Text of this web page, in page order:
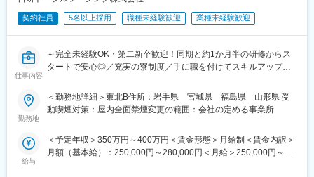
契約社員 5名以上採用 職種未経験歓迎 業種未経験歓迎
仕事内容
～完全未経験OK・第二新卒歓迎！同期と約1か月半の研修からス
タートで安心◎／充実の寮制度／手に職を付けてスキルアップ！
■仕事内容
＜具体的には＞
・故障の原因を特定し修理する「事後保全」
勤務地
＜勤務地詳細＞東北B住所：岩手県 宮城県 福島県 山形県 受
動喫煙対策：屋内全面禁煙変更の範囲：会社の定める事業所
給与
＜予定年収＞350万円～400万円＜賃金形態＞月給制＜賃金内訳＞
月額（基本給）：250,000円～280,000円＜月給＞250,000円～